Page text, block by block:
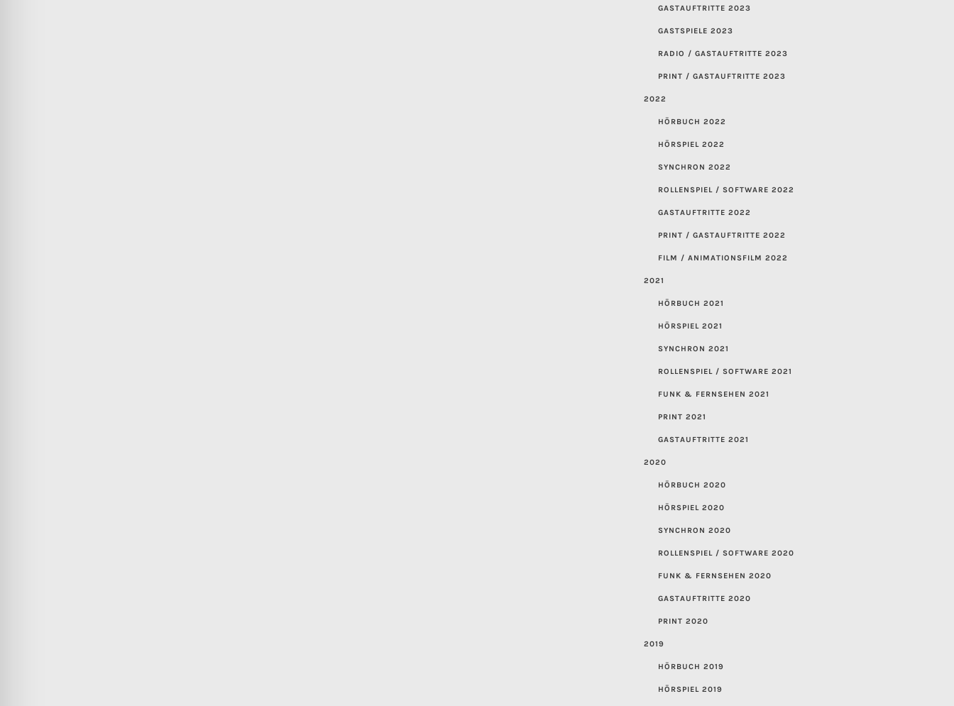
GASTAUFTRITTE 2023
GASTSPIELE 2023
RADIO / GASTAUFTRITTE 2023
PRINT / GASTAUFTRITTE 2023
2022
HÖRBUCH 2022
HÖRSPIEL 2022
SYNCHRON 2022
ROLLENSPIEL / SOFTWARE 2022
GASTAUFTRITTE 2022
PRINT / GASTAUFTRITTE 2022
FILM / ANIMATIONSFILM 2022
2021
HÖRBUCH 2021
HÖRSPIEL 2021
SYNCHRON 2021
ROLLENSPIEL / SOFTWARE 2021
FUNK & FERNSEHEN 2021
PRINT 2021
GASTAUFTRITTE 2021
2020
HÖRBUCH 2020
HÖRSPIEL 2020
SYNCHRON 2020
ROLLENSPIEL / SOFTWARE 2020
FUNK & FERNSEHEN 2020
GASTAUFTRITTE 2020
PRINT 2020
2019
HÖRBUCH 2019
HÖRSPIEL 2019